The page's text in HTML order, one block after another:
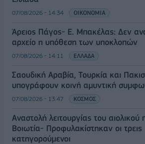
07/08/2026 - 14:34 ΟΙΚΟΝΟΜΙΑ
Άρειος Πάγος- Ε. Μπακέλας: Δεν
αρχείο η υπόθεση των υποκλοπών
07/08/2026 - 14:11 ΕΛΛΑΔΑ
Σαουδική Αραβία, Τουρκία και
υπογράφουν κοινή αμυντική
07/08/2026 - 13:47 ΚΟΣΜΟΣ
Αναστολή λειτουργίας του
Βοιωτία- Προφυλακίστηκαν οι τρεις
κατηγορούμενοι